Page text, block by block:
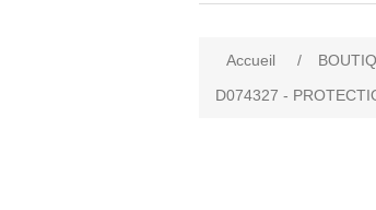
Accueil /
D074327 -